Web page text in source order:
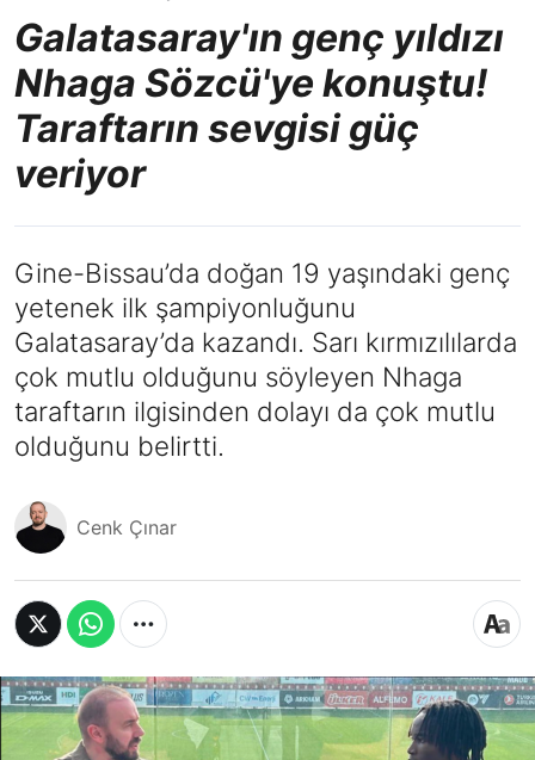
Galatasaray'ın genç yıldızı
Nhaga Sözcü'ye konuştu!
Taraftarın sevgisi güç
veriyor
Gine-Bissau’da doğan 19 yaşındaki genç
yetenek ilk şampiyonluğunu
Galatasaray’da kazandı. Sarı kırmızılılarda
çok mutlu olduğunu söyleyen Nhaga
taraftarın ilgisinden dolayı da çok mutlu
olduğunu belirtti.
Cenk Çınar